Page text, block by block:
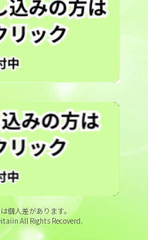
個人差があります。
All Rights Recoverd.